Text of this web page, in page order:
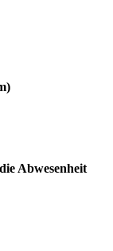
Abwesenheit